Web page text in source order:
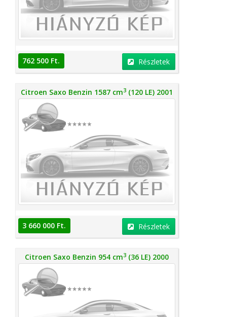
762 500 Ft. Részletek
Citroen Saxo Benzin 1587 cm3 (120 LE) 2001
3 660 000 Ft. Részletek
Citroen Saxo Benzin 954 cm3 (36 LE) 2000